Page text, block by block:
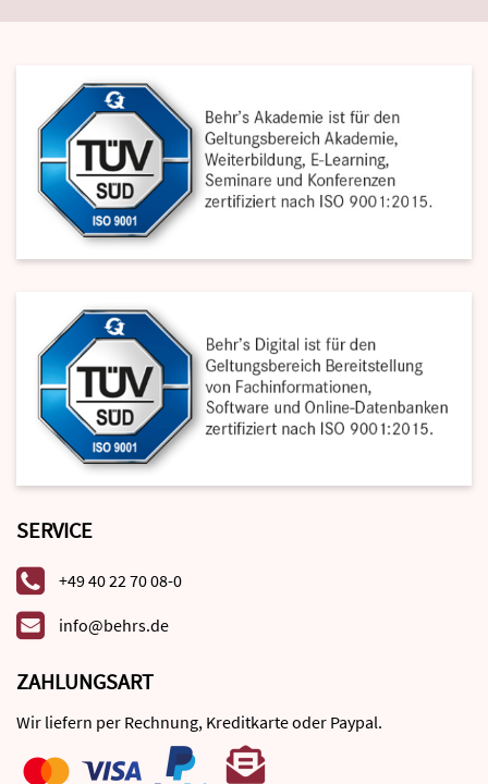
SERVICE
+49 40 22 70 08-0
info@behrs.de
ZAHLUNGSART
Wir liefern per Rechnung, Kreditkarte oder Paypal.